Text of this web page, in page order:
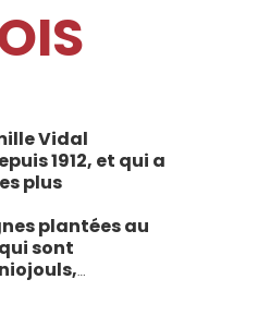
Vidal
1912, et qui a
plus
plantées au
sont
La grande